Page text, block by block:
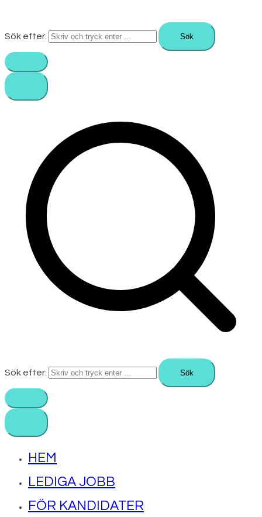
Sök efter:
Sök efter:
HEM
LEDIGA JOBB
FÖR KANDIDATER